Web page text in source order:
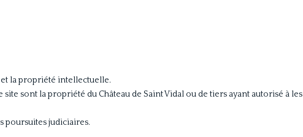
et la propriété intellectuelle.
sont la propriété du Château de Saint Vidal ou de tiers ayant autorisé à les
poursuites judiciaires.